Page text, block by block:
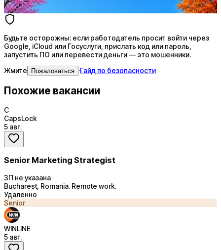
Будьте осторожны: если работодатель просит войти через
Google, iCloud или Госуслуги, прислать код или пароль,
запустить ПО или перевести деньги — это мошенники.
Жмите
Пожаловаться ·Гайд по безопасности
Похожие вакансии
C
CapsLock
5 авг.
Senior Marketing Strategist
ЗП не указана
Bucharest, Romania. Remote work.
Удалённо
Senior
WINLINE
5 авг.